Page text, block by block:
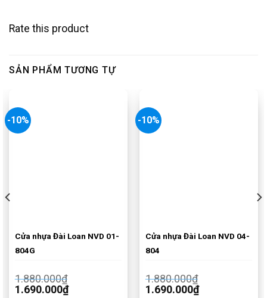
Rate this product
SẢN PHẨM TƯƠNG TỰ
-10%
Cửa nhựa Đài Loan NVD 01-
804G
1.880.000₫
1.690.000₫
-10%
Cửa nhựa Đài Loan NVD 04-
804
1.880.000₫
1.690.000₫